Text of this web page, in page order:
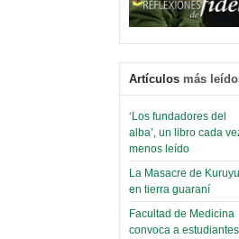
Artículos más
‘Los fundadores del
alba’, un libro cada
menos leído
La Masacre de
en tierra guaraní
Facultad de Medicina
convoca a